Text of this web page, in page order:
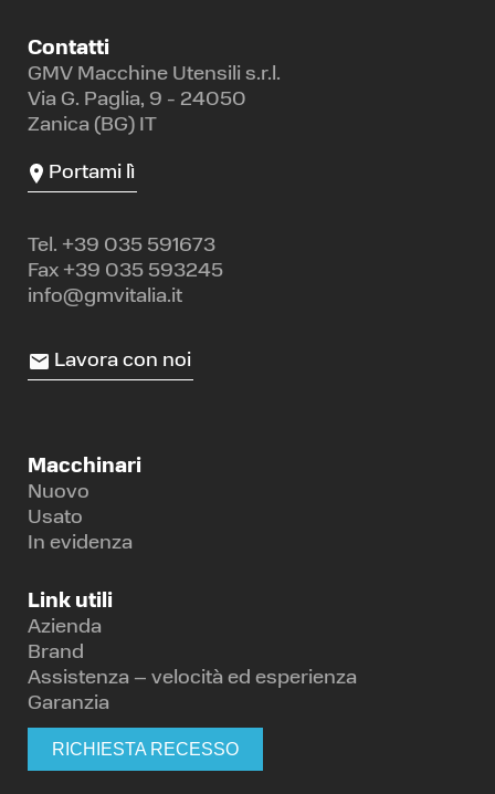
Contatti
GMV Macchine Utensili s.r.l.
Via G. Paglia, 9 - 24050
Zanica (BG) IT
Portami lì
Tel. +39 035 591673
Fax +39 035 593245
info@gmvitalia.it
Lavora con noi
Macchinari
Nuovo
Usato
In evidenza
Link utili
Azienda
Brand
Assistenza – velocità ed esperienza
Garanzia
RICHIESTA RECESSO